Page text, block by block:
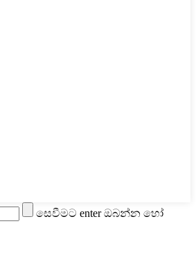
සෙවීමට enter ඔබන්න හෝ